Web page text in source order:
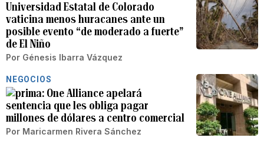
Universidad Estatal de Colorado
vaticina menos huracanes ante un
posible evento “de moderado a fuerte”
de El Niño
Por Génesis Ibarra Vázquez
NEGOCIOS
One Alliance apelará
sentencia que les obliga pagar
millones de dólares a centro comercial
Por Maricarmen Rivera Sánchez